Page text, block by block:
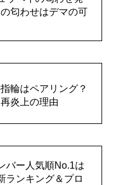
匂わせはデマの可
輪はペアリング？
炎上の理由
バー人気順No.1は
ランキング＆プロ